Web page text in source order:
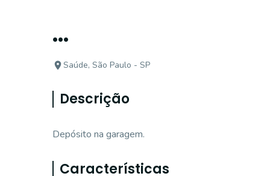
...
Saúde, São Paulo - SP
Descrição
Depósito na garagem.
Características